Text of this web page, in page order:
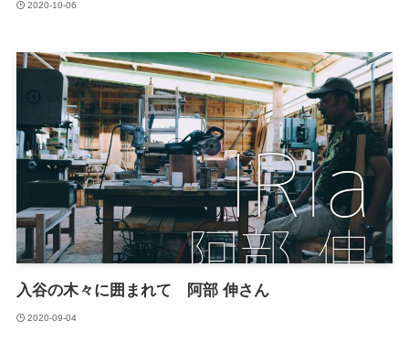
2020-10-06
入谷の木々に囲まれて 阿部 伸さん
2020-09-04